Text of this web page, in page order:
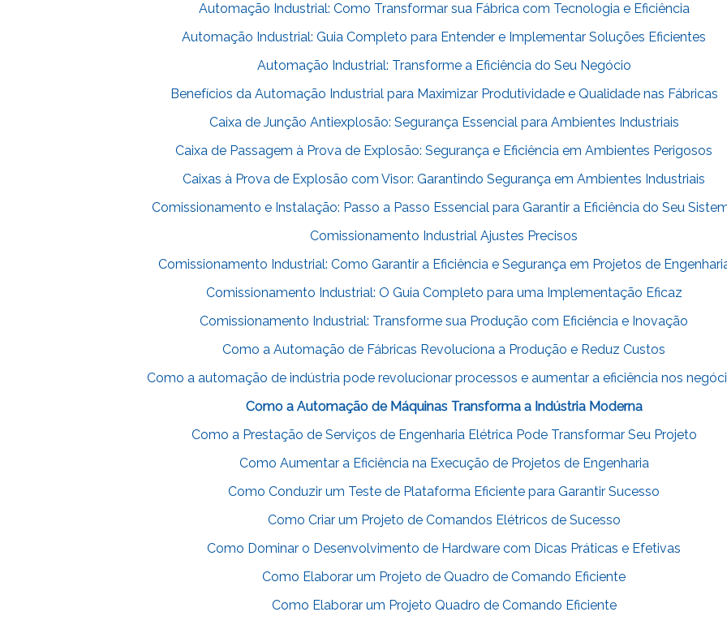
Automação Industrial: Como Transformar sua Fábrica com Tecnologia e Eficiência
Automação Industrial: Guia Completo para Entender e Implementar Soluções Eficientes
Automação Industrial: Transforme a Eficiência do Seu Negócio
Benefícios da Automação Industrial para Maximizar Produtividade e Qualidade nas Fábricas
Caixa de Junção Antiexplosão: Segurança Essencial para Ambientes Industriais
Caixa de Passagem à Prova de Explosão: Segurança e Eficiência em Ambientes Perigosos
Caixas à Prova de Explosão com Visor: Garantindo Segurança em Ambientes Industriais
Comissionamento e Instalação: Passo a Passo Essencial para Garantir a Eficiência do Seu
Comissionamento Industrial Ajustes Precisos
Comissionamento Industrial: Como Garantir a Eficiência e Segurança em Projetos de
Comissionamento Industrial: O Guia Completo para uma Implementação Eficaz
Comissionamento Industrial: Transforme sua Produção com Eficiência e Inovação
Como a Automação de Fábricas Revoluciona a Produção e Reduz Custos
Como a automação de indústria pode revolucionar processos e aumentar a eficiência nos
Como a Automação de Máquinas Transforma a Indústria Moderna
Como a Prestação de Serviços de Engenharia Elétrica Pode Transformar Seu Projeto
Como Aumentar a Eficiência na Execução de Projetos de Engenharia
Como Conduzir um Teste de Plataforma Eficiente para Garantir Sucesso
Como Criar um Projeto de Comandos Elétricos de Sucesso
Como Dominar o Desenvolvimento de Hardware com Dicas Práticas e Efetivas
Como Elaborar um Projeto de Quadro de Comando Eficiente
Como Elaborar um Projeto Quadro de Comando Eficiente